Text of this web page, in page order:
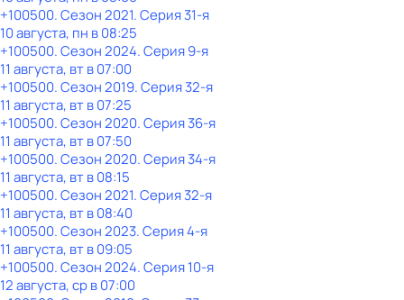
+100500. Сезон 2021. Серия 31-я
10 августа, пн в 08:25
+100500. Сезон 2024. Серия 9-я
11 августа, вт в 07:00
+100500. Сезон 2019. Серия 32-я
11 августа, вт в 07:25
+100500. Сезон 2020. Серия 36-я
11 августа, вт в 07:50
+100500. Сезон 2020. Серия 34-я
11 августа, вт в 08:15
+100500. Сезон 2021. Серия 32-я
11 августа, вт в 08:40
+100500. Сезон 2023. Серия 4-я
11 августа, вт в 09:05
+100500. Сезон 2024. Серия 10-я
12 августа, ср в 07:00